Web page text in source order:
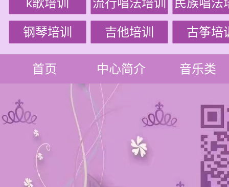
k歌培训 流行唱法培训 民族唱法
钢琴培训 吉他培训 古筝培
首页 中心简介 音乐类